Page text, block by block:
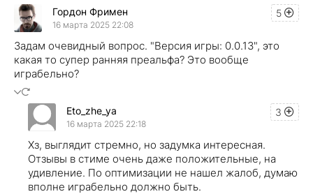
5
Гордон Фримен
16 марта 2025 22:08
Задам очевидный вопрос. "Версия игры: 0.0.13", это
какая то супер ранняя преальфа? Это вообще
играбельно?
3
Eto_zhe_ya
16 марта 2025 22:18
Хз, выглядит стремно, но задумка интересная.
Отзывы в стиме очень даже положительные, на
удивление. По оптимизации не нашел жалоб, думаю
вполне играбельно должно быть.